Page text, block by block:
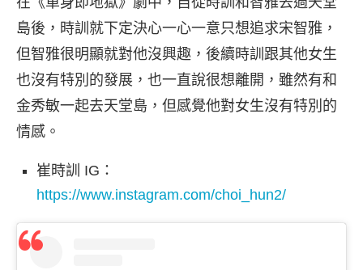
島後，時訓就下定決心一心一意只想追求宋智雅，
但智雅很明顯就對他沒興趣，後續時訓跟其他女生
也沒有特別的發展，也一直說很想離開，雖然有和
金秀敏一起去天堂島，但感覺他對女生沒有特別的
情感。
崔時訓 IG：
https://www.instagram.com/choi_hun2/